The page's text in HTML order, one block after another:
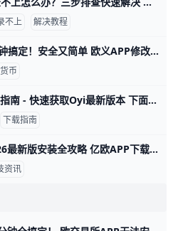
不上 解决教程
鸥易APP改交易密码3分钟搞定！安全又简单 欧义APP修改交易密码全攻略 鸥易APP的交易密码就像你钱包的钥匙锁，用来保护买币、卖币和提现操作。举个例子，如果你设置密码为“Abc123!@”，它包含字母、数字和符号，就很安全。定期改密码能防止别人偷用你的账户，官方建议每3个月换一次。
币
鸥易APP最新版下载指南 - 快速获取Oyi最新版本 下面提供一个简洁且易读的中文博客段落版指南，聚焦如何下载最新版的欧交易所APP（ouyi），并包含数据点、实例和清晰的步骤，便于读者快速操作。
下载指南
亿欧APP下载教程：2026最新版安装全攻略 亿欧APP下载安装教程：怎么下载最新版亿欧APP？ 亿欧APP是科技产业投资领域的专业工具，每天更新超过500条行业资讯和100份研究报告，帮助用户跟踪独角兽企业动态。 比如，你可以查看新能源汽车和AI领域的最新投资数据，界面简洁易用。 下面一步步教你下载安装，确保安全快速。qq+1
资讯